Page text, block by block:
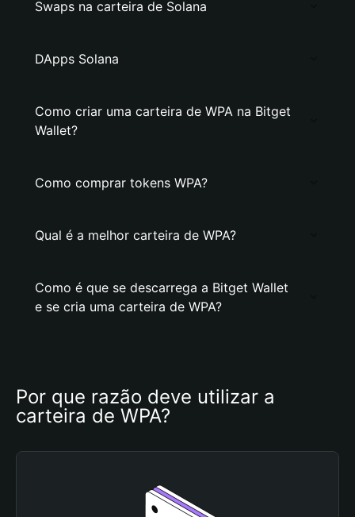
Swaps na carteira de Solana
DApps Solana
Como criar uma carteira de WPA na Bitget
Wallet?
Como comprar tokens WPA?
Qual é a melhor carteira de WPA?
Como é que se descarrega a Bitget Wallet
e se cria uma carteira de WPA?
Por que razão deve utilizar a
carteira de WPA?